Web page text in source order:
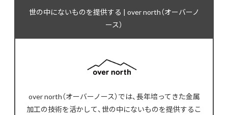
世の中にないものを提供する | over north（オーバーノ
ース）
over north（オーバーノース）では、長年培ってきた金属
加工の技術を活かして、世の中にないものを提供するこ